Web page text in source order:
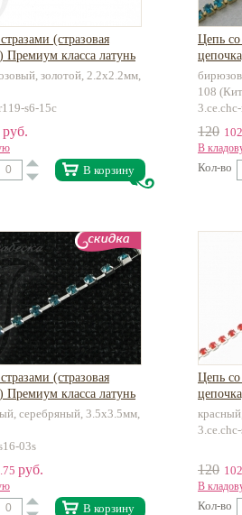
(стразовая
Премиум класса латунь
золотой, 2.2х2.2мм,
s6-15c
руб.
В корзину
Цепь со
108
120 102
В
Кол-во
(стразовая
Премиум класса латунь
серебряный, 3.5х3.5мм,
03s
руб.
В корзину
Цепь со
120 102
В
Кол-во